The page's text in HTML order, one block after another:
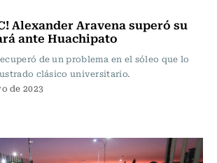
Alexander Aravena superó su
ante Huachipato
de un problema en el sóleo que lo
clásico universitario.
de 2023